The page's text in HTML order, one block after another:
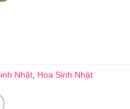
Nhật Hoa Sinh Nhật